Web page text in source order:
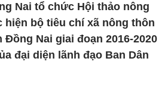
Nai tổ chức Hội thảo nông
hiện bộ tiêu chí xã nông thôn
Nai giai đoạn 2016-2020
đại diện lãnh đạo Ban Dân